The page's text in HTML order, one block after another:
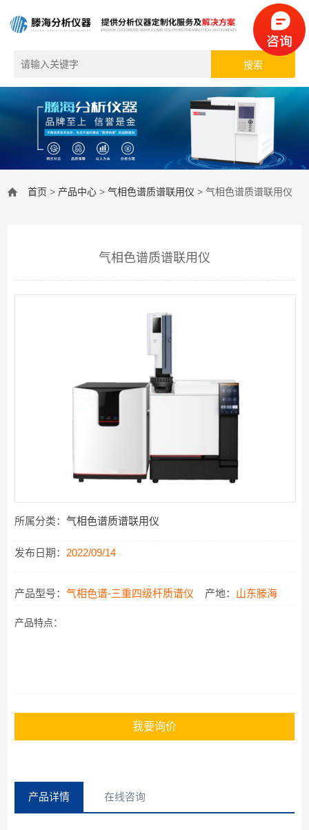
首页 > 产品中心 >气相色谱质谱联用仪 > 气相色谱质谱联用仪
气相色谱质谱联用仪
所属分类：气相色谱质谱联用仪
发布日期： 2022/09/14
产品型号：气相色谱-三重四级杆质谱仪 产地： 山东滕海
产品特点：
我要询价
产品详情 在线咨询